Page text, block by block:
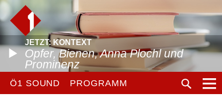
JETZT: KONTEXT
Opfer, Bienen, Anna Plochl und
Prominenz
Ö1 SOUND PROGRAMM